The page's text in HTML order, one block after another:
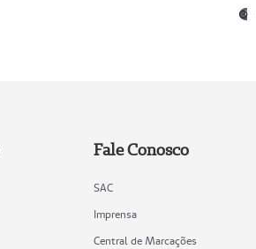
Fale Conosco
SAC
Imprensa
Central de Marcações